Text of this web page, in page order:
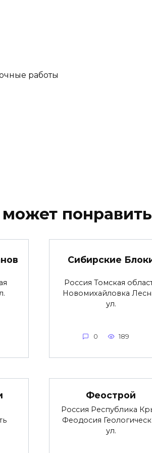
работы
Сибирские
Россия Томская
Новомихайловка
ул.
0 189
Феострой
Россия Республика
Феодосия
ул.